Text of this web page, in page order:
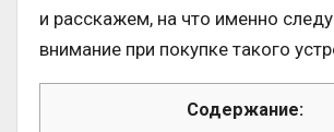
и расскажем, на что именно
внимание при покупке такого
Содержание: